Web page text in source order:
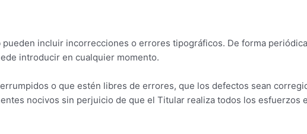
incluir incorrecciones o errores tipográficos. De forma
introducir en cualquier momento.
o que estén libres de errores, que los defectos sean
nocivos sin perjuicio de que el Titular realiza todos los esfuerzos